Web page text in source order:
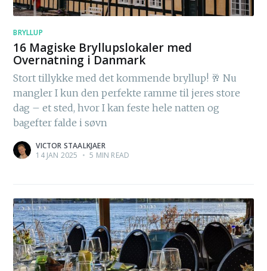
BRYLLUP
16 Magiske Bryllupslokaler med
Overnatning i Danmark
Stort tillykke med det kommende bryllup! 🥂 Nu
mangler I kun den perfekte ramme til jeres store
dag – et sted, hvor I kan feste hele natten og
bagefter falde i søvn
VICTOR STAALKJAER
14 JAN 2025 • 5 MIN READ